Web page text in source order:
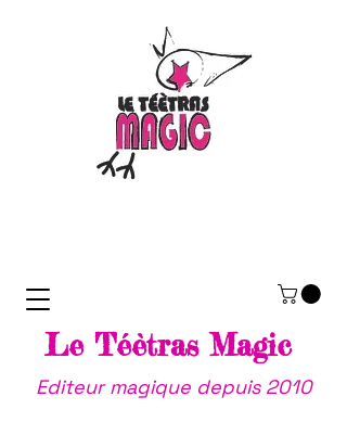
Le Téètras Magic
Editeur magique depuis 2010